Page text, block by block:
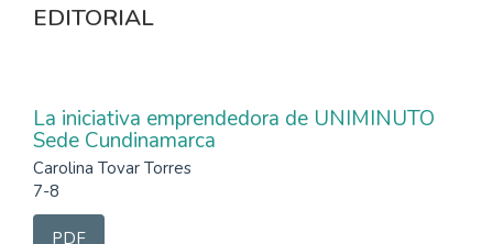
EDITORIAL
La iniciativa emprendedora de UNIMINUTO
Sede Cundinamarca
Carolina Tovar Torres
7-8
PDF